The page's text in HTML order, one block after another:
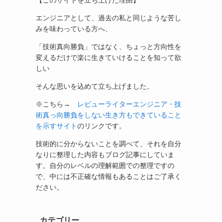
エンジニアとして、過去の私と同じような苦し
みを味わっている方へ、
「技術真向勝負」ではなく、ちょっと方向性を
変えるだけで楽に生きていけることを知って欲
しい
そんな思いを込めて立ち上げました。
※こちら→
レビューライターエンジニア・技
術真っ向勝負をしない生き方もできていること
を示すサイトのリンクです。
技術的に分からないことを調べて、それを自分
なりに整理した内容もブログ記事にしていま
す。自分のレベルの理解範囲での整理ですの
で、中には不正確な情報もあることはご了承く
ださい。
カテゴリー